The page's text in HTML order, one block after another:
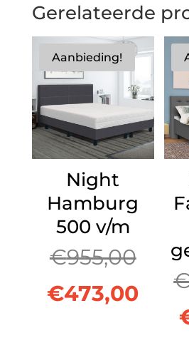
Gerelateerde
Aanbieding!
Night
Hamburg
500 v/m
€955,00
prijs
€473,00
prijs